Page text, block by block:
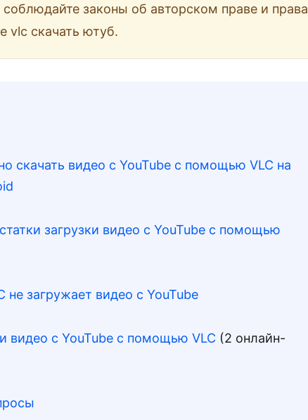
соблюдайте законы об авторском праве и права
vlc скачать ютуб.
скачать видео с YouTube с помощью VLC на
загрузки видео с YouTube с помощью
не загружает видео с YouTube
видео с YouTube с помощью VLC (2 онлайн-